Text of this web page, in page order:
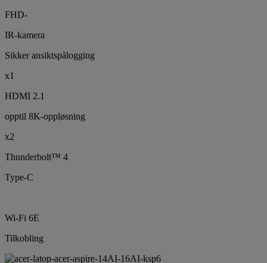
FHD-
IR-kamera
Sikker ansiktspålogging
x1
HDMI 2.1
opptil 8K-oppløsning
x2
Thunderbolt™ 4
Type-C
Wi-Fi 6E
Tilkobling